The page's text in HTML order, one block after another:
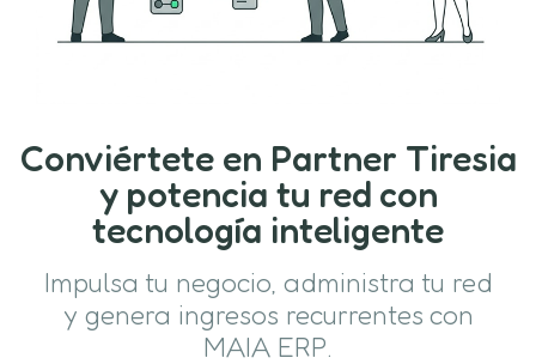
Conviértete en Partner Tiresia
y potencia tu red con
tecnología inteligente
Impulsa tu negocio, administra tu red
y genera ingresos recurrentes con
MAIA ERP.